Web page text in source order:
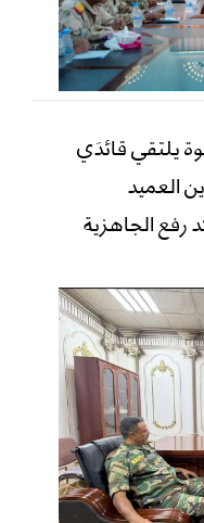
يلتقي قائدَي
العميد
رفع الجاهزية